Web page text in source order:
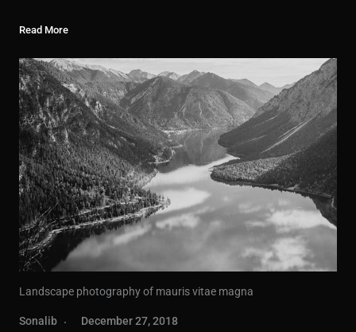
Read More
Landscape photography of mauris vitae magna
Sonalib December 27, 2018